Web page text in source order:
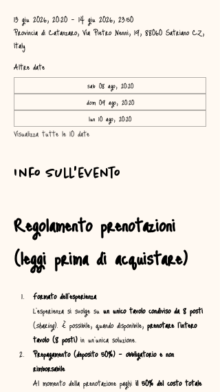
13 giu 2026, 20:20 – 14 giu 2026, 23:50
Provincia di Catanzaro, Via Pietro Nenni, 19, 88060 Satriano CZ,
Italy
Altre date
sab 08 ago, 20:20
dom 09 ago, 20:20
lun 10 ago, 20:20
Visualizza tutte le 10 date
Info sull'evento
Regolamento prenotazioni
(leggi prima di acquistare)
Formato dell’esperienza
L’esperienza si svolge su un unico tavolo condiviso da 8 posti
(sharing). È possibile, quando disponibile, prenotare l’intero
tavolo (8 posti) in un’unica soluzione.
Prepagamento (deposito 50%) – obbligatorio e non
rimborsabile
Al momento della prenotazione paghi il 50% del costo totale